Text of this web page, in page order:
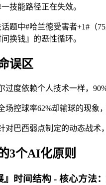
技能路径正在失效。
题中#哈兰德受害者+1#（
换钱』的恶性循环。
误区
过度依赖个人技术一样，
场控球率62%却输球的现
对巴西弱点制定的动态战术
3个AI化原则
』时间结构 - 核心方法